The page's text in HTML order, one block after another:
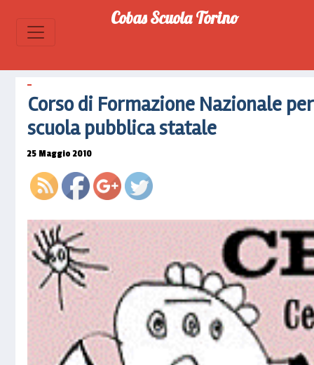
Cobas Scuola Torino
Corso di Formazione Nazionale
scuola pubblica statale
25 Maggio 2010
di-
della-
scuola-
pubblica-
statale">